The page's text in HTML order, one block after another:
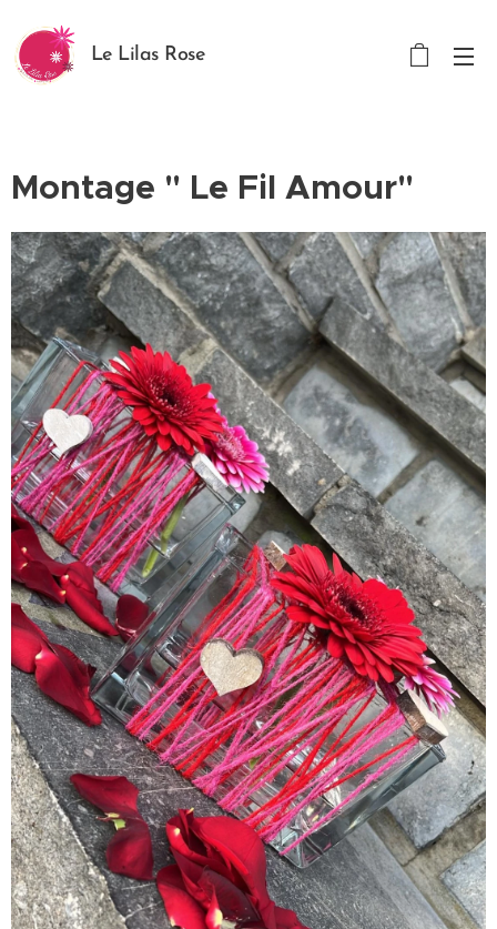
Le Lilas Rose
Montage " Le Fil Amour"